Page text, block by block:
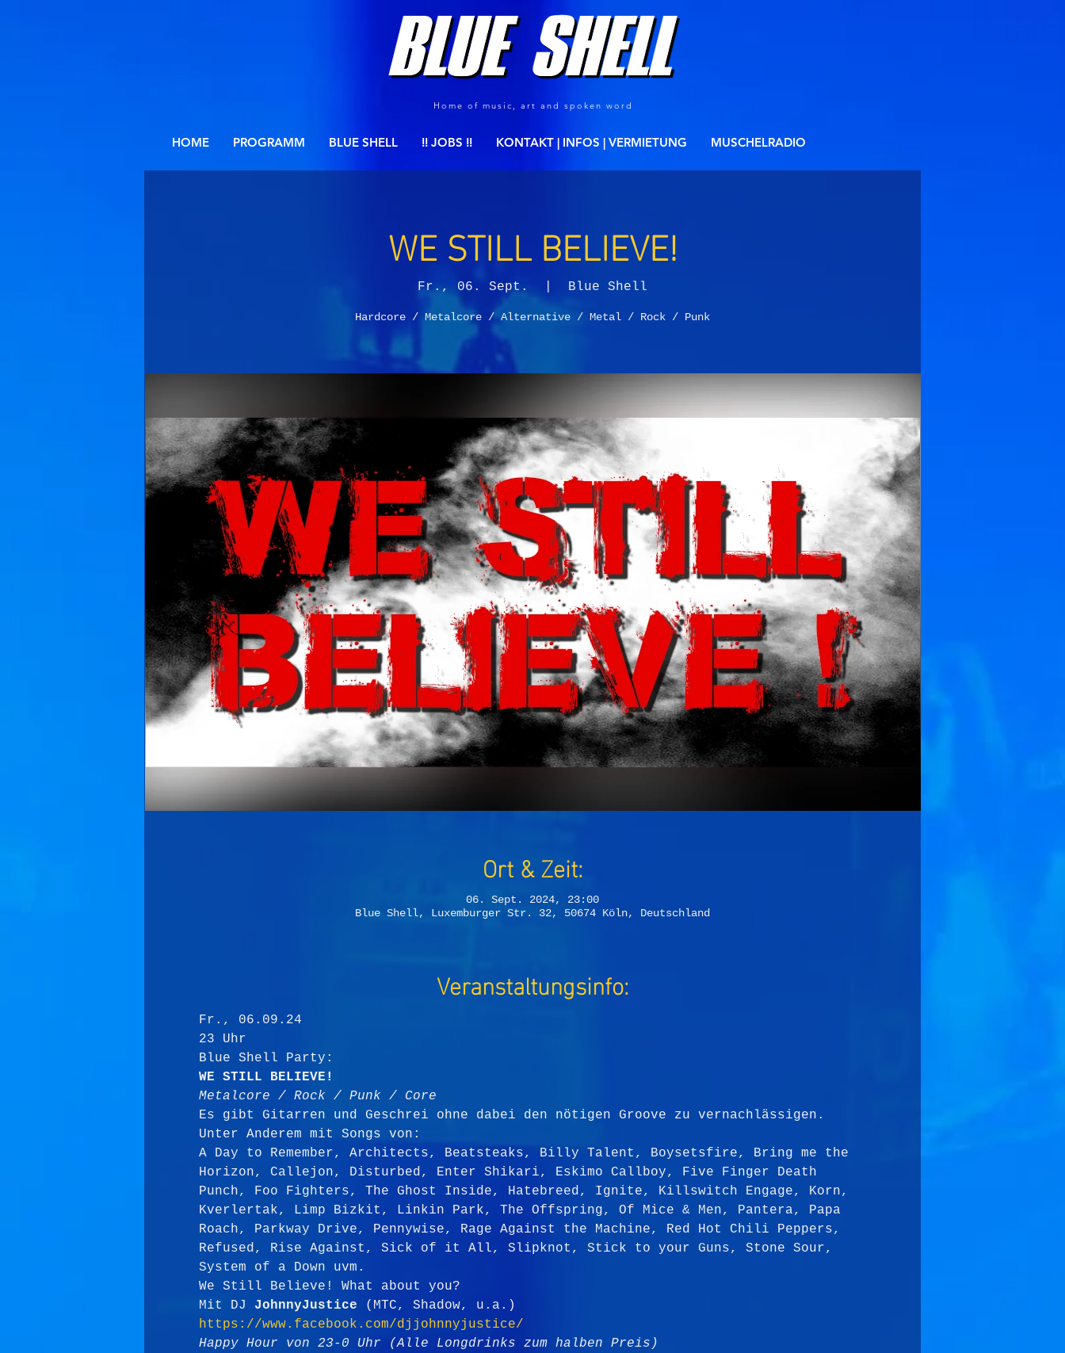
Home of music, art and spoken word
HOME PROGRAMM BLUE SHELL !! JOBS !! KONTAKT | INFOS | VERMIETUNG MUSCHELRADIO
WE STILL BELIEVE!
Fr., 06. Sept. Blue Shell
Hardcore / Metalcore / Alternative / Metal / Rock / Punk
Ort & Zeit:
06. Sept. 2024, 23:00
Blue Shell, Luxemburger Str. 32, 50674 Köln, Deutschland
Veranstaltungsinfo:
Fr., 06.09.24
23 Uhr
Blue Shell Party:
WE STILL BELIEVE!
Metalcore / Rock / Punk / Core
Es gibt Gitarren und Geschrei ohne dabei den nötigen Groove zu vernachlässigen.
Unter Anderem mit Songs von:
A Day to Remember, Architects, Beatsteaks, Billy Talent, Boysetsfire, Bring me the
Horizon, Callejon, Disturbed, Enter Shikari, Eskimo Callboy, Five Finger Death
Punch, Foo Fighters, The Ghost Inside, Hatebreed, Ignite, Killswitch Engage, Korn,
Kverlertak, Limp Bizkit, Linkin Park, The Offspring, Of Mice & Men, Pantera, Papa
Roach, Parkway Drive, Pennywise, Rage Against the Machine, Red Hot Chili Peppers,
Refused, Rise Against, Sick of it All, Slipknot, Stick to your Guns, Stone Sour,
System of a Down uvm.
We Still Believe! What about you?
Mit DJ JohnnyJustice (MTC, Shadow, u.a.)
https://www.facebook.com/djjohnnyjustice/
Happy Hour von 23-0 Uhr (Alle Longdrinks zum halben Preis)